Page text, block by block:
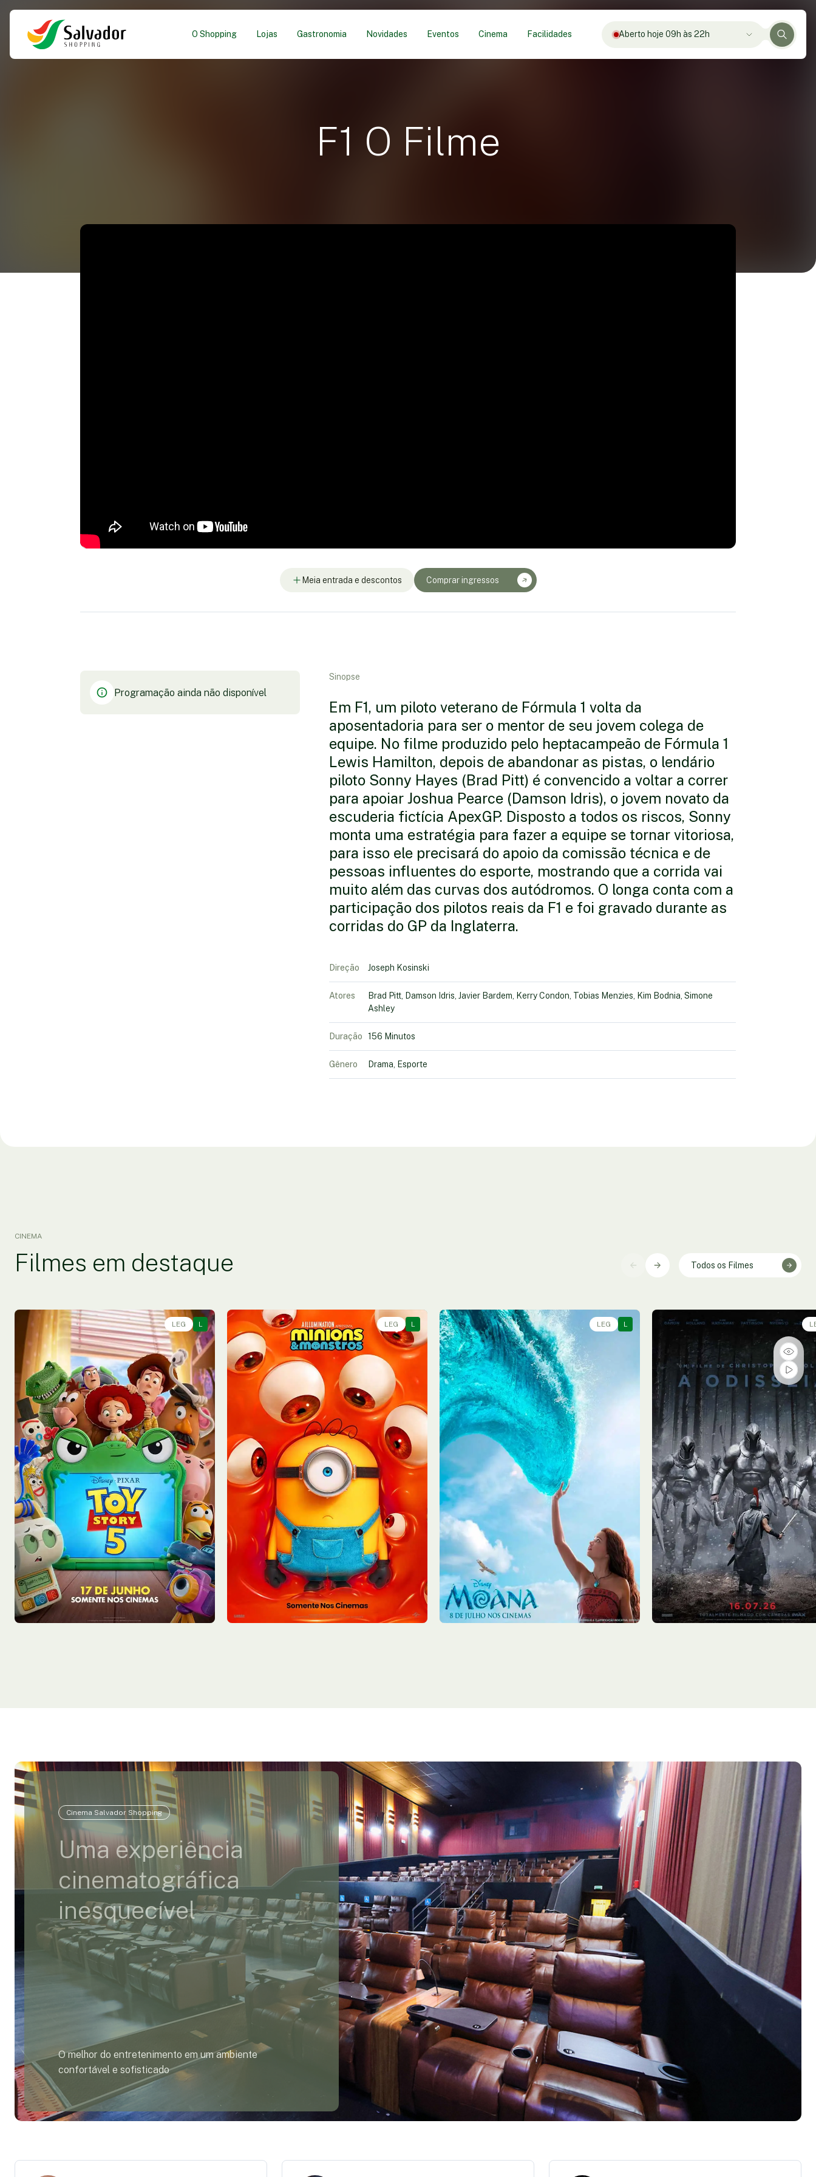
O Shopping Lojas Gastronomia Novidades Eventos Cinema Facilidades Aberto hoje 09h às 22h
F1 O Filme
Meia entrada e descontos Comprar ingressos
Programação ainda não disponível
Sinopse
Em F1, um piloto veterano de Fórmula 1 volta da
aposentadoria para ser o mentor de seu jovem colega de
equipe. No filme produzido pelo heptacampeão de Fórmula 1
Lewis Hamilton, depois de abandonar as pistas, o lendário
piloto Sonny Hayes (Brad Pitt) é convencido a voltar a correr
para apoiar Joshua Pearce (Damson Idris), o jovem novato da
escuderia fictícia ApexGP. Disposto a todos os riscos, Sonny
monta uma estratégia para fazer a equipe se tornar vitoriosa,
para isso ele precisará do apoio da comissão técnica e de
pessoas influentes do esporte, mostrando que a corrida vai
muito além das curvas dos autódromos. O longa conta com a
participação dos pilotos reais da F1 e foi gravado durante as
corridas do GP da Inglaterra.
Direção Joseph Kosinski
Atores
Brad Pitt, Damson Idris, Javier Bardem, Kerry Condon, Tobias Menzies, Kim Bodnia, Simone
Ashley
Duração 156 Minutos
Gênero Drama, Esporte
CINEMA
Filmes em destaque Todos os Filmes
LEG L
Sáb - 08/08
Sala 4 11:30
LEG L
Sáb - 08/08
Sala 1 11:00, 13:10
LEG L
Sáb - 08/08
Sala 2 12:30, 15:10
Sáb - 08/08
Premier 9
14:00, 17:40, 21:15
Cinema Salvador Shopping
Uma experiência
cinematográfica
inesquecível
O melhor do entretenimento em um ambiente
confortável e sofisticado